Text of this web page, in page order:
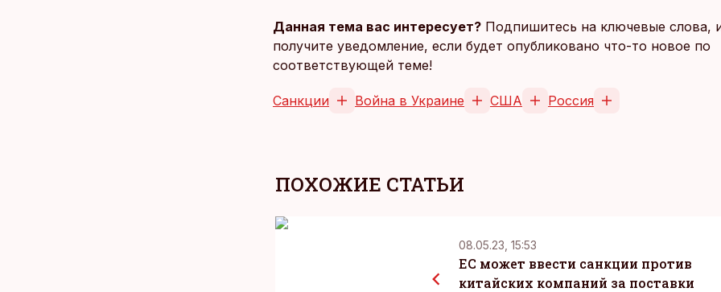
Данная тема вас интересует? Подпишитесь на ключевые слова,
получите уведомление, если будет опубликовано что-то новое по
соответствующей теме!
Санкции Война в Украине США Россия
ПОХОЖИЕ СТАТЬИ
08.05.23, 15:53
ЕС может ввести санкции против
китайских компаний за поставки